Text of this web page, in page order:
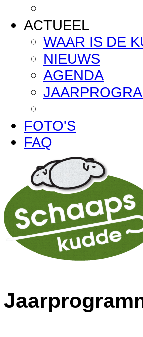
ACTUEEL
WAAR IS DE
NIEUWS
AGENDA
FOTO'S
FAQ